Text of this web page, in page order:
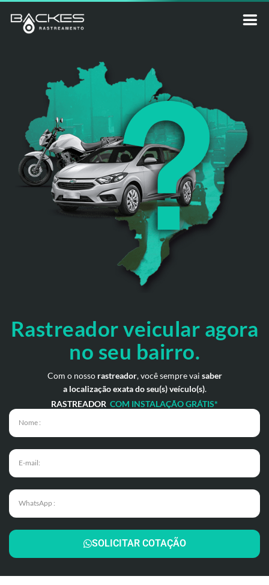
Rastreador veicular agora
no seu bairro.
Com o nosso rastreador, você sempre vai saber
a localização exata do seu(s) veículo(s).
RASTREADOR COM INSTALAÇÃO GRÁTIS*
SOLICITAR COTAÇÃO